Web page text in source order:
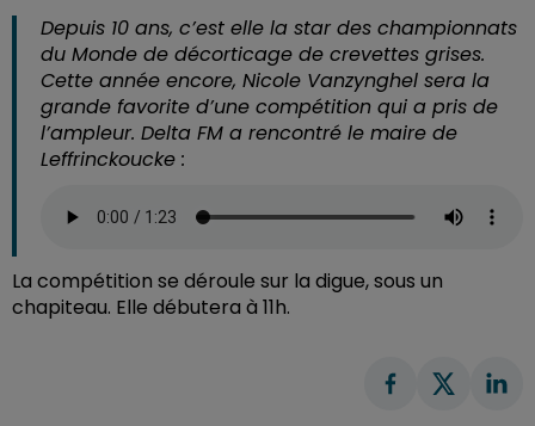
Depuis 10 ans, c’est elle la star des championnats
du Monde de décorticage de crevettes grises.
Cette année encore, Nicole Vanzynghel sera la
grande favorite d’une compétition qui a pris de
l’ampleur. Delta FM a rencontré le maire de
Leffrinckoucke :
La compétition se déroule sur la digue, sous un
chapiteau. Elle débutera à 11h.